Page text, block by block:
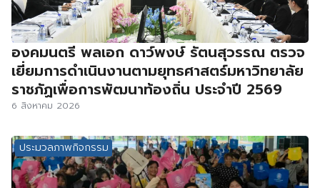
องคมนตรี พลเอก ดาว์พงษ์ รัตนสุวรรณ ตรวจ
เยี่ยมการดำเนินงานตามยุทธศาสตร์มหาวิทยาลัย
ราชภัฏเพื่อการพัฒนาท้องถิ่น ประจำปี 2569
6 สิงหาคม 2026
ประมวลภาพกิจกรรม